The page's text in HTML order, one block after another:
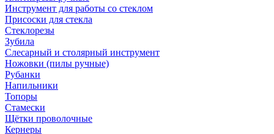
Инструмент для работы со стеклом
Присоски для стекла
Стеклорезы
Зубила
Слесарный и столярный инструмент
Ножовки (пилы ручные)
Рубанки
Напильники
Топоры
Стамески
Щётки проволочные
Кернеры